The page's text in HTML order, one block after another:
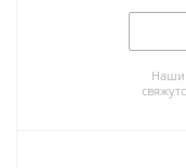
Наши